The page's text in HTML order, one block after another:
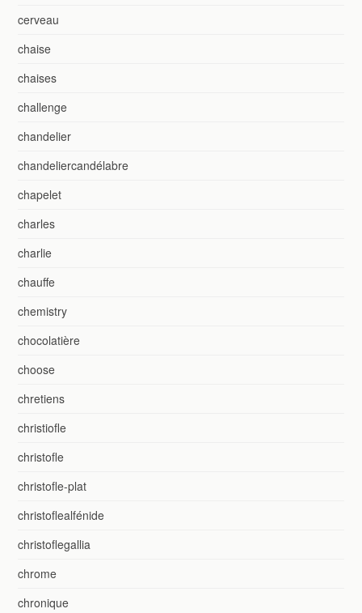
cerveau
chaise
chaises
challenge
chandelier
chandeliercandélabre
chapelet
charles
charlie
chauffe
chemistry
chocolatière
choose
chretiens
christiofle
christofle
christofle-plat
christoflealfénide
christoflegallia
chrome
chronique